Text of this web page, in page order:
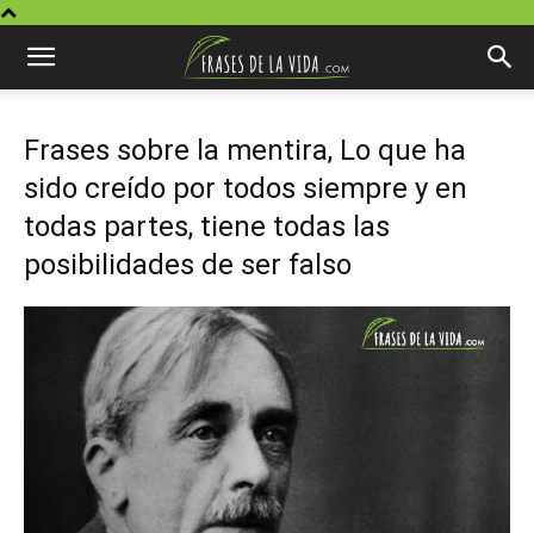
Frases sobre la mentira, Lo que ha
sido creído por todos siempre y en
todas partes, tiene todas las
posibilidades de ser falso